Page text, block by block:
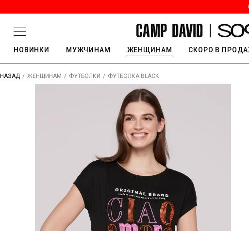
НОВИНКИ МУЖЧИНАМ ЖЕНЩИНАМ СКОРО В
НАЗАД / ЖЕНЩИНАМ / ФУТБОЛКИ / ФУТБОЛКА BLACK